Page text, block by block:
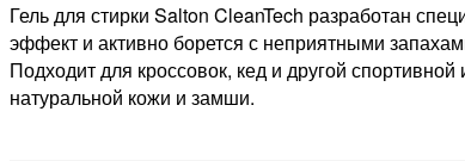
Гель для стирки Salton CleanTech разработан
эффект и активно борется с неприятными
Подходит для кроссовок, кед и другой
натуральной кожи и замши.